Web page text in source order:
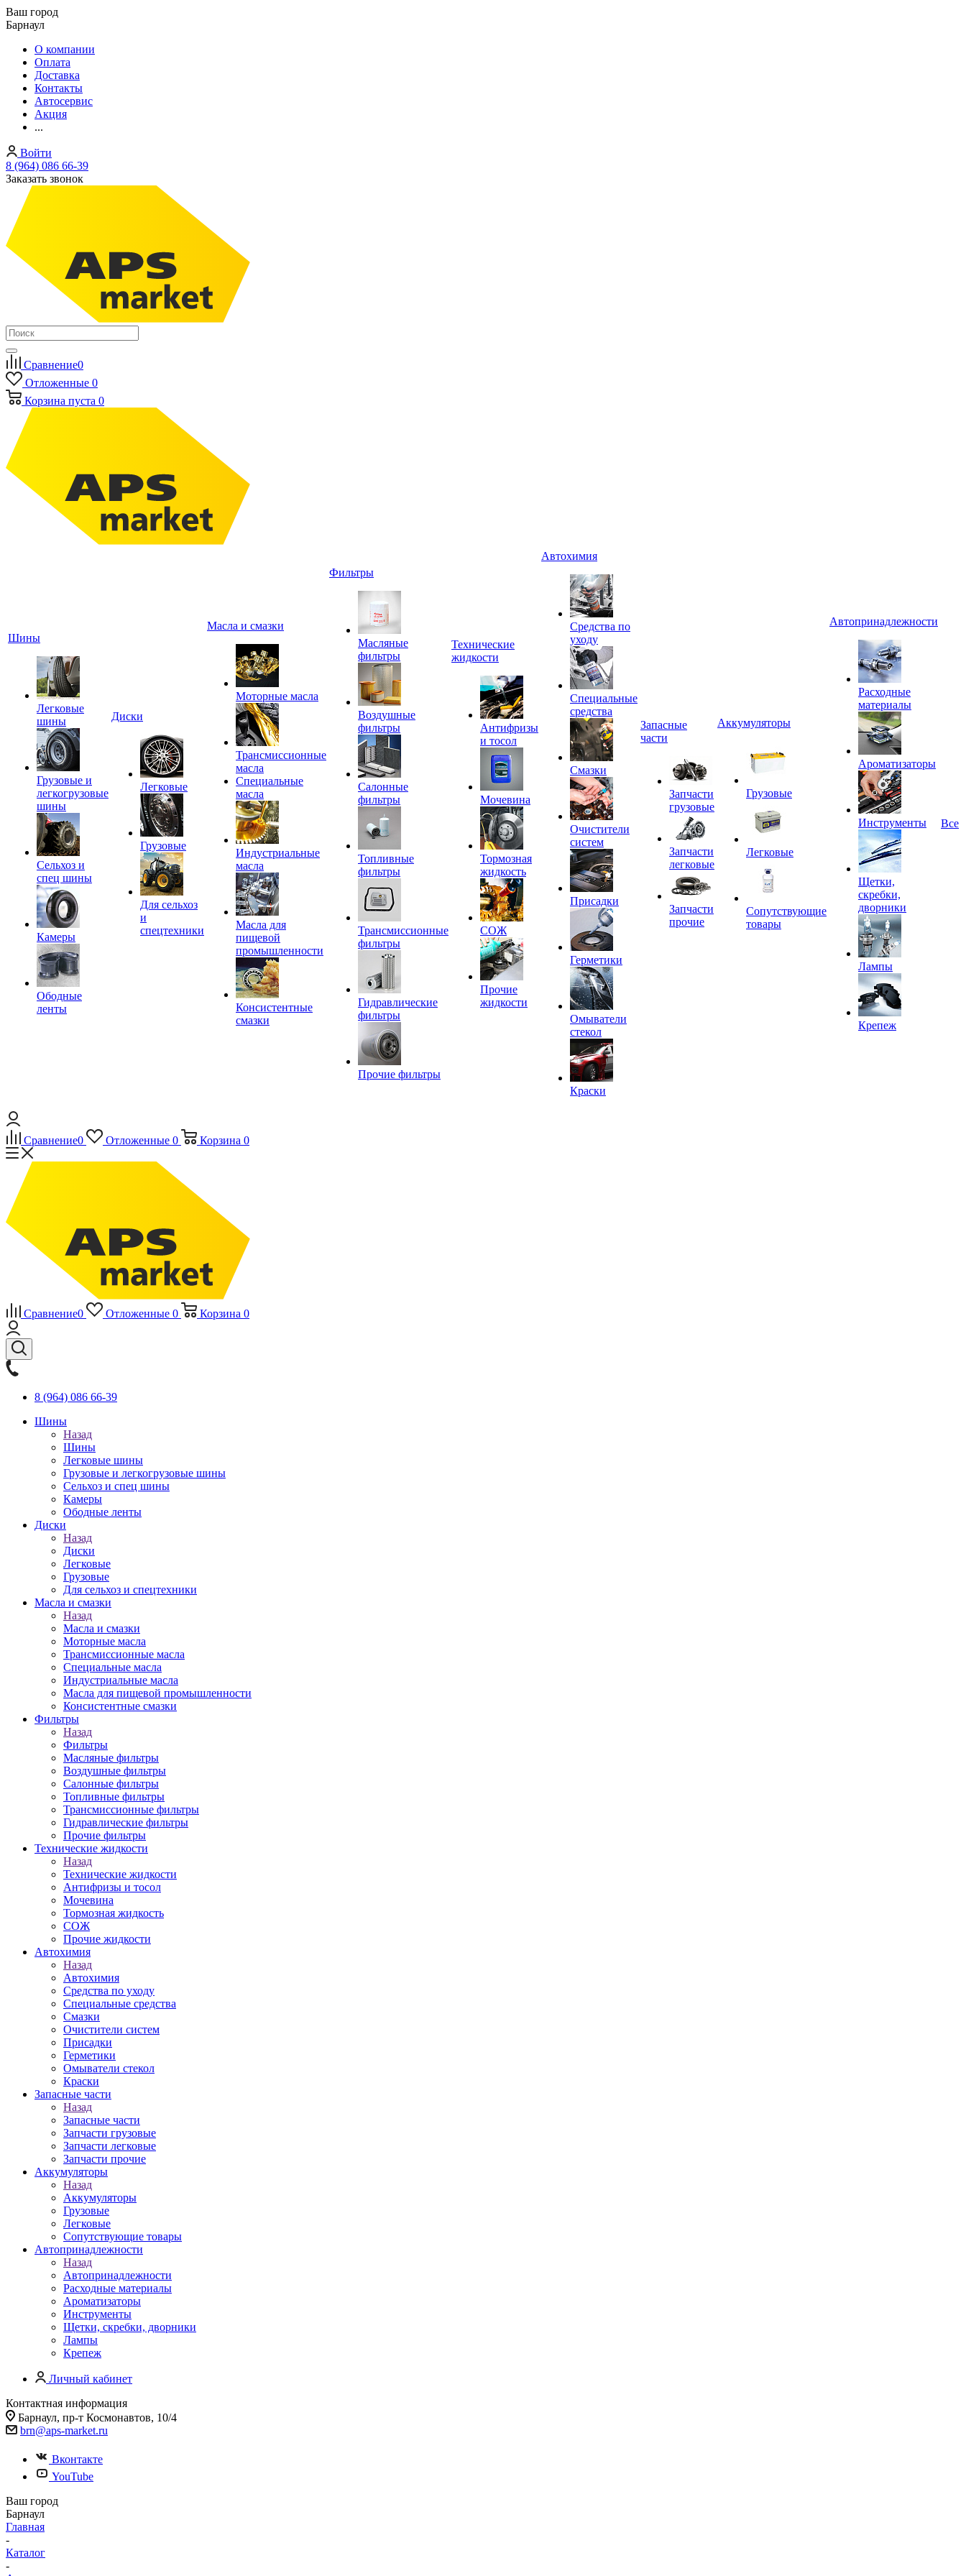
Ваш город
Барнаул
О компании
Оплата
Доставка
Контакты
Автосервис
Акция
...
Войти
8 (964) 086 66-39
Заказать звонок
Сравнение0
Отложенные 0
Корзина пуста 0
Шины
Легковые
шины
Грузовые и
легкогрузовые
шины
Сельхоз и
спец шины
Камеры
Ободные
ленты
Диски
Легковые
Грузовые
Для сельхоз
и
спецтехники
Масла и смазки
Моторные масла
Трансмиссионные
масла
Специальные
масла
Индустриальные
масла
Масла для
пищевой
промышленности
Консистентные
смазки
Фильтры
Масляные
фильтры
Воздушные
фильтры
Салонные
фильтры
Топливные
фильтры
Трансмиссионные
фильтры
Гидравлические
фильтры
Прочие фильтры
Технические
жидкости
Антифризы
и тосол
Мочевина
Тормозная
жидкость
СОЖ
Прочие
жидкости
Автохимия
Средства по
уходу
Специальные
средства
Смазки
Очистители
систем
Присадки
Герметики
Омыватели
стекол
Краски
Запасные
части
Запчасти
грузовые
Запчасти
легковые
Запчасти
прочие
Аккумуляторы
Грузовые
Легковые
Сопутствующие
товары
Автопринадлежности
Расходные
материалы
Ароматизаторы
Инструменты
Щетки,
скребки,
дворники
Лампы
Крепеж
Все
Сравнение0 Отложенные 0 Корзина 0
Сравнение0 Отложенные 0 Корзина 0
8 (964) 086 66-39
Шины
Назад
Шины
Легковые шины
Грузовые и легкогрузовые шины
Сельхоз и спец шины
Камеры
Ободные ленты
Диски
Назад
Диски
Легковые
Грузовые
Для сельхоз и спецтехники
Масла и смазки
Назад
Масла и смазки
Моторные масла
Трансмиссионные масла
Специальные масла
Индустриальные масла
Масла для пищевой промышленности
Консистентные смазки
Фильтры
Назад
Фильтры
Масляные фильтры
Воздушные фильтры
Салонные фильтры
Топливные фильтры
Трансмиссионные фильтры
Гидравлические фильтры
Прочие фильтры
Технические жидкости
Назад
Технические жидкости
Антифризы и тосол
Мочевина
Тормозная жидкость
СОЖ
Прочие жидкости
Автохимия
Назад
Автохимия
Средства по уходу
Специальные средства
Смазки
Очистители систем
Присадки
Герметики
Омыватели стекол
Краски
Запасные части
Назад
Запасные части
Запчасти грузовые
Запчасти легковые
Запчасти прочие
Аккумуляторы
Назад
Аккумуляторы
Грузовые
Легковые
Сопутствующие товары
Автопринадлежности
Назад
Автопринадлежности
Расходные материалы
Ароматизаторы
Инструменты
Щетки, скребки, дворники
Лампы
Крепеж
Личный кабинет
Контактная информация
Барнаул, пр-т Космонавтов, 10/4
brn@aps-market.ru
Вконтакте
YouTube
Ваш город
Барнаул
Главная
-
Каталог
-